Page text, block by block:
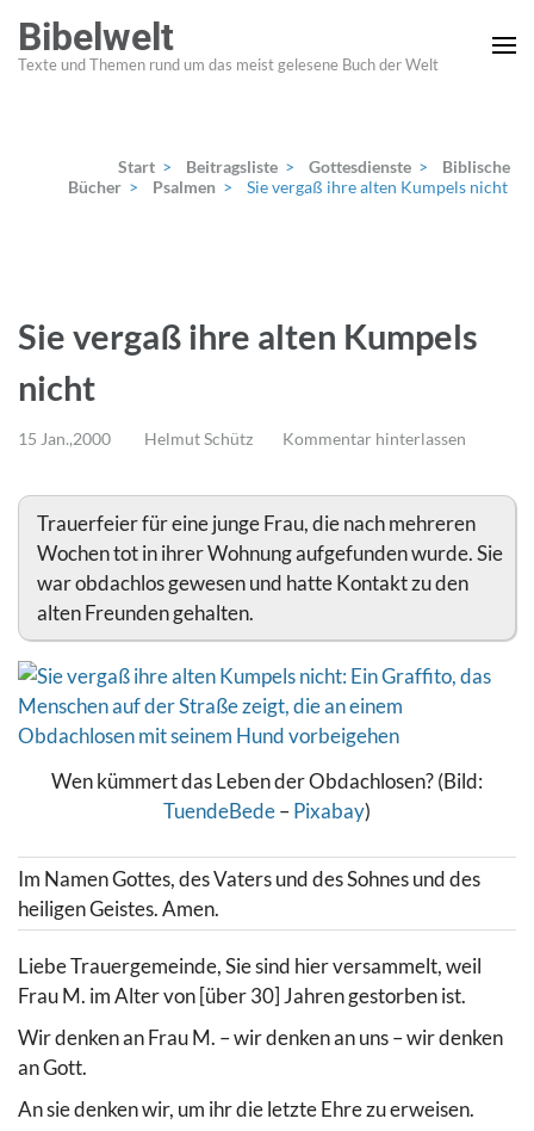
Inhalt
springen
Bibelwelt
Texte und Themen rund um das meist gelesene Buch der Welt
Start > Beitragsliste > Gottesdienste >
Biblische
Bücher > Psalmen > Sie vergaß ihre alten Kumpels nicht
Sie vergaß ihre alten Kumpels
nicht
15 Jan.,2000 Helmut Schütz Kommentar hinterlassen
Trauerfeier für eine junge Frau, die nach mehreren
Wochen tot in ihrer Wohnung aufgefunden wurde. Sie
war obdachlos gewesen und hatte Kontakt zu den
alten Freunden gehalten.
Wen kümmert das Leben der Obdachlosen? (Bild:
TuendeBede–Pixabay)
Im Namen Gottes, des Vaters und des Sohnes und des
heiligen Geistes. Amen.
Liebe Trauergemeinde, Sie sind hier versammelt, weil
Frau M. im Alter von [über 30] Jahren gestorben ist.
Wir denken an Frau M. – wir denken an uns – wir denken
an Gott.
An sie denken wir, um ihr die letzte Ehre zu erweisen.